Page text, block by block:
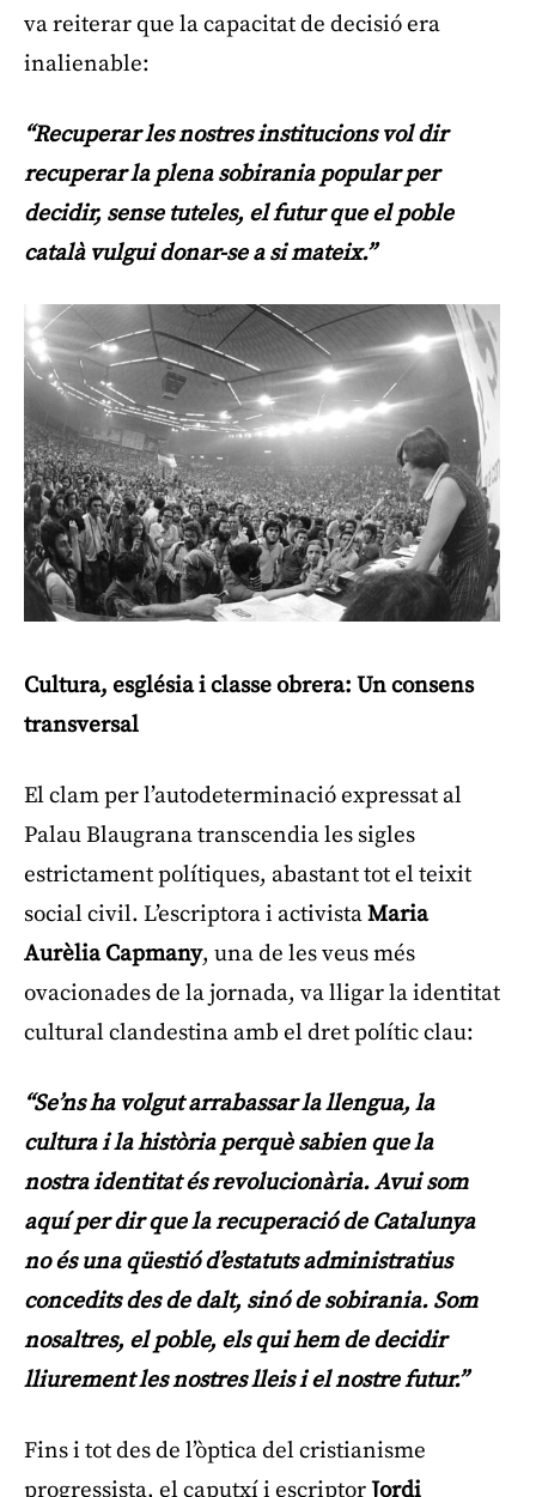
va reiterar que la capacitat de decisió era
inalienable:
“Recuperar les nostres institucions vol dir
recuperar la plena sobirania popular per
decidir, sense tuteles, el futur que el poble
català vulgui donar-se a si mateix.”
Cultura, església i classe obrera: Un consens
transversal
El clam per l’autodeterminació expressat al
Palau Blaugrana transcendia les sigles
estrictament polítiques, abastant tot el teixit
social civil. L’escriptora i activistaMaria
Aurèlia Capmany, una de les veus més
ovacionades de la jornada, va lligar la identitat
cultural clandestina amb el dret polític clau:
“Se’ns ha volgut arrabassar la llengua, la
cultura i la història perquè sabien que la
nostra identitat és revolucionària. Avui som
aquí per dir que la recuperació de Catalunya
no és una qüestió d’estatuts administratius
concedits des de dalt, sinó de sobirania. Som
nosaltres, el poble, els qui hem de decidir
lliurement les nostres lleis i el nostre futur.”
Fins i tot des de l’òptica del cristianisme
progressista, el caputxí i escriptorJordi